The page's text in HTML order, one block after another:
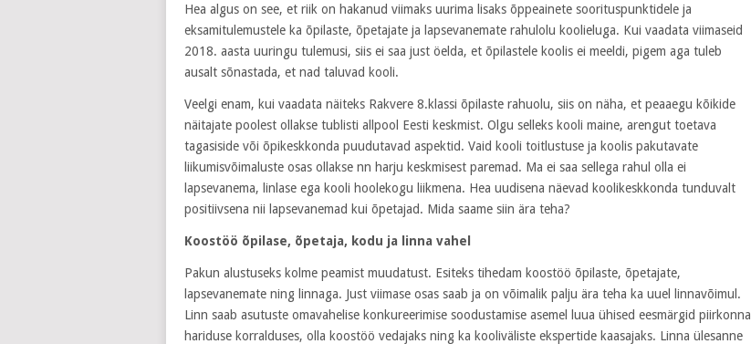
Hea algus on see, et riik on hakanud viimaks uurima lisaks õppeainete soorituspunktidele ja
eksamitulemustele ka õpilaste, õpetajate ja lapsevanemate rahulolu koolieluga. Kui vaadata viimaseid
2018. aasta uuringu tulemusi, siis ei saa just öelda, et õpilastele koolis ei meeldi, pigem aga tuleb
ausalt sõnastada, et nad taluvad kooli.
Veelgi enam, kui vaadata näiteks Rakvere 8.klassi õpilaste rahuolu, siis on näha, et peaaegu kõikide
näitajate poolest ollakse tublisti allpool Eesti keskmist. Olgu selleks kooli maine, arengut toetava
tagasiside või õpikeskkonda puudutavad aspektid. Vaid kooli toitlustuse ja koolis pakutavate
liikumisvõimaluste osas ollakse nn harju keskmisest paremad. Ma ei saa sellega rahul olla ei
lapsevanema, linlase ega kooli hoolekogu liikmena. Hea uudisena näevad koolikeskkonda tunduvalt
positiivsena nii lapsevanemad kui õpetajad. Mida saame siin ära teha?
Koostöö õpilase, õpetaja, kodu ja linna vahel
Pakun alustuseks kolme peamist muudatust. Esiteks tihedam koostöö õpilaste, õpetajate,
lapsevanemate ning linnaga. Just viimase osas saab ja on võimalik palju ära teha ka uuel linnavõimul.
Linn saab asutuste omavahelise konkureerimise soodustamise asemel luua ühised eesmärgid piirkonna
hariduse korralduses, olla koostöö vedajaks ning ka kooliväliste ekspertide kaasajaks. Linna ülesanne